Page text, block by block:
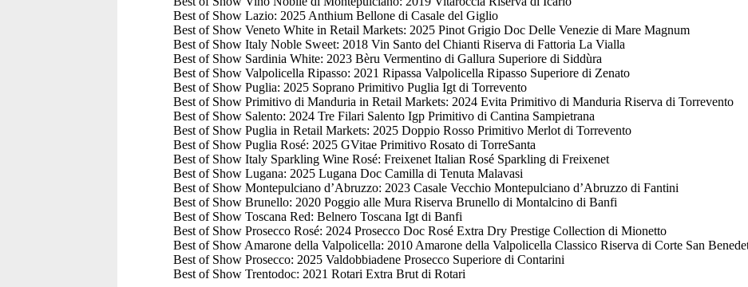
Best of Show Lazio: 2025 Anthium Bellone di Casale del Giglio
Best of Show Veneto White in Retail Markets: 2025 Pinot Grigio Doc Delle Venezie di Mare Magnum
Best of Show Italy Noble Sweet: 2018 Vin Santo del Chianti Riserva di Fattoria La Vialla
Best of Show Sardinia White: 2023 Bèru Vermentino di Gallura Superiore di Siddùra
Best of Show Valpolicella Ripasso: 2021 Ripassa Valpolicella Ripasso Superiore di Zenato
Best of Show Puglia: 2025 Soprano Primitivo Puglia Igt di Torrevento
Best of Show Primitivo di Manduria in Retail Markets: 2024 Evita Primitivo di Manduria Riserva di Torrevento
Best of Show Salento: 2024 Tre Filari Salento Igp Primitivo di Cantina Sampietrana
Best of Show Puglia in Retail Markets: 2025 Doppio Rosso Primitivo Merlot di Torrevento
Best of Show Puglia Rosé: 2025 GVitae Primitivo Rosato di TorreSanta
Best of Show Italy Sparkling Wine Rosé: Freixenet Italian Rosé Sparkling di Freixenet
Best of Show Lugana: 2025 Lugana Doc Camilla di Tenuta Malavasi
Best of Show Montepulciano d’Abruzzo: 2023 Casale Vecchio Montepulciano d’Abruzzo di Fantini
Best of Show Brunello: 2020 Poggio alle Mura Riserva Brunello di Montalcino di Banfi
Best of Show Toscana Red: Belnero Toscana Igt di Banfi
Best of Show Prosecco Rosé: 2024 Prosecco Doc Rosé Extra Dry Prestige Collection di Mionetto
Best of Show Amarone della Valpolicella: 2010 Amarone della Valpolicella Classico Riserva di Corte San
Best of Show Prosecco: 2025 Valdobbiadene Prosecco Superiore di Contarini
Best of Show Trentodoc: 2021 Rotari Extra Brut di Rotari